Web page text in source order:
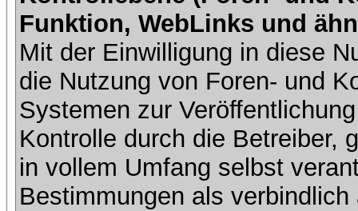
Funktion, WebLinks und
Mit der Einwilligung in diese
die Nutzung von Foren- und
Systemen zur
Kontrolle durch die Betreiber,
in vollem Umfang selbst
Bestimmungen als verbindlich